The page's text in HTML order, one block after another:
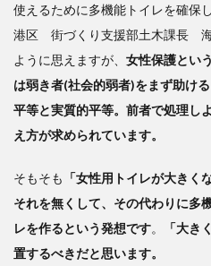
用ス
ペー
スを
てき
た
3
用ト
イレ
の波
が公
立学
使えるために多機能トイレを確保
港区 街づくり支援部土木課長
ように思えますが、 女性保護とい
は弱き者(社会的弱者)をまず助け
平等と実質的平等。前者で処理し
え方が求められています。
そもそも 「女性用トイレが大きく
それを無くして、その代わりに多
レを作るという発想です。
「大き
置するべきだと思います。